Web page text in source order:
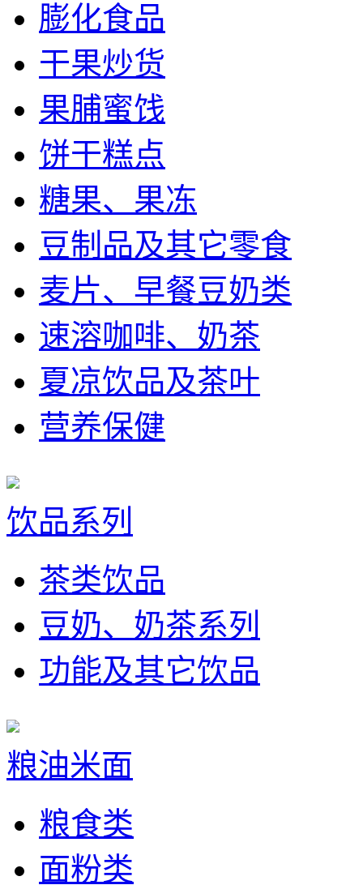
膨化食品
干果炒货
果脯蜜饯
饼干糕点
糖果、果冻
豆制品及其它零食
麦片、早餐豆奶类
速溶咖啡、奶茶
夏凉饮品及茶叶
营养保健
饮品系列
茶类饮品
豆奶、奶茶系列
功能及其它饮品
粮油米面
粮食类
面粉类